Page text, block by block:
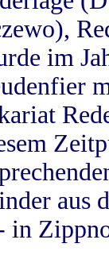
im
aus
in